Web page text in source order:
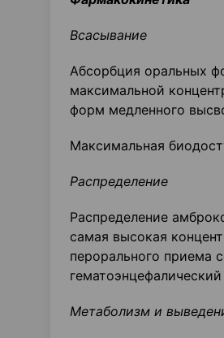
Всасывание
Абсорбция оральных
максимальной
форм медленного
Максимальная
Распределение
Распределение
самая высокая
перорального приема
Метаболизм и